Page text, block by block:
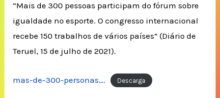
“Mais de 300 pessoas participam do fórum sobre
igualdade no esporte. O congresso internacional
recebe 150 trabalhos de vários países” (Diário de
Teruel, 15 de julho de 2021).
mas-de-300-personas…. Descarga